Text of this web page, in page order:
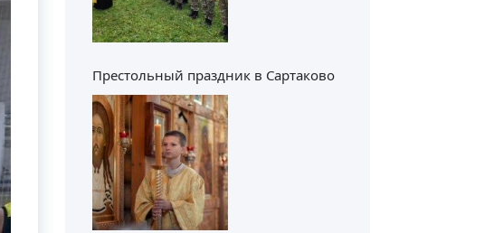
Престольный праздник в Сартаково